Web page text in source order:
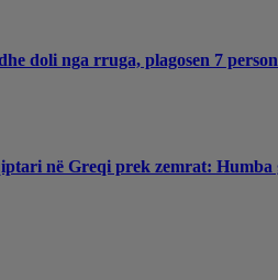
doli nga rruga, plagosen 7
në Greqi prek zemrat: